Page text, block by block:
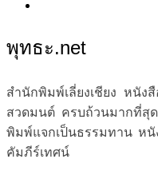
พุทธะ.net
สำนักพิมพ์เลี่ยงเชียง หนั
สวดมนต์ ครบถ้วนมากที่สุ
พิมพ์แจกเป็นธรรมทาน ห
คัมภีร์เทศน์